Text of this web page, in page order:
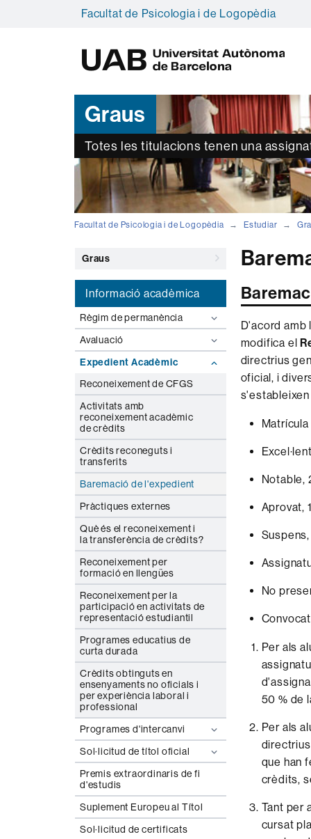
Facultat de Psicologia i de Logopèdia
B
Graus
Totes les titulacions tenen una
Facultat de Psicologia i de Logopèdia Estudiar
Graus
Informació acadèmica
Règim de permanència
Avaluació
Expedient Acadèmic
Reconeixement de CFGS
Activitats amb
reconeixement acadèmic
de crèdits
Crèdits reconeguts i
transferits
Baremació de l'expedient
Pràctiques externes
Què és el reconeixement i
la transferència de crèdits?
Reconeixement per
formació en llengües
Reconeixement per la
participació en activitats de
representació estudiantil
Programes educatius de
curta durada
Crèdits obtinguts en
ensenyaments no oficials i
per experiència laboral i
professional
Programes d'intercanvi
Sol·licitud de títol oficial
Premis extraordinaris de fi
d'estudis
Suplement Europeu al Títol
Sol·licitud de certificats
D'acord amb
modifica el
directrius
oficial, i
Notable,
Aprovat,
No
Per als
50 % de
Per als
que han
crèdits,
Tant per
cursat